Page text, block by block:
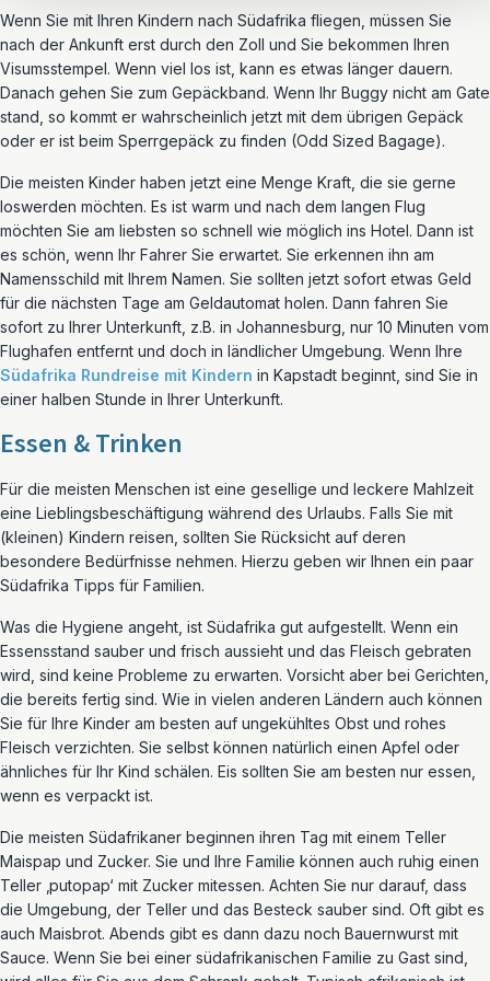
Wenn Sie mit Ihren Kindern nach Südafrika fliegen, müssen Sie
nach der Ankunft erst durch den Zoll und Sie bekommen Ihren
Visumsstempel. Wenn viel los ist, kann es etwas länger dauern.
Danach gehen Sie zum Gepäckband. Wenn Ihr Buggy nicht am Gate
stand, so kommt er wahrscheinlich jetzt mit dem übrigen Gepäck
oder er ist beim Sperrgepäck zu finden (Odd Sized Bagage).
Die meisten Kinder haben jetzt eine Menge Kraft, die sie gerne
loswerden möchten. Es ist warm und nach dem langen Flug
möchten Sie am liebsten so schnell wie möglich ins Hotel. Dann ist
es schön, wenn Ihr Fahrer Sie erwartet. Sie erkennen ihn am
Namensschild mit Ihrem Namen. Sie sollten jetzt sofort etwas Geld
für die nächsten Tage am Geldautomat holen. Dann fahren Sie
sofort zu Ihrer Unterkunft, z.B. in Johannesburg, nur 10 Minuten vom
Flughafen entfernt und doch in ländlicher Umgebung. Wenn Ihre
Südafrika Rundreise mit Kindern in Kapstadt beginnt, sind Sie in
einer halben Stunde in Ihrer Unterkunft.
Essen & Trinken
Für die meisten Menschen ist eine gesellige und leckere Mahlzeit
eine Lieblingsbeschäftigung während des Urlaubs. Falls Sie mit
(kleinen) Kindern reisen, sollten Sie Rücksicht auf deren
besondere Bedürfnisse nehmen. Hierzu geben wir Ihnen ein paar
Südafrika Tipps für Familien.
Was die Hygiene angeht, ist Südafrika gut aufgestellt. Wenn ein
Essensstand sauber und frisch aussieht und das Fleisch gebraten
wird, sind keine Probleme zu erwarten. Vorsicht aber bei Gerichten,
die bereits fertig sind. Wie in vielen anderen Ländern auch können
Sie für Ihre Kinder am besten auf ungekühltes Obst und rohes
Fleisch verzichten. Sie selbst können natürlich einen Apfel oder
ähnliches für Ihr Kind schälen. Eis sollten Sie am besten nur essen,
wenn es verpackt ist.
Die meisten Südafrikaner beginnen ihren Tag mit einem Teller
Maispap und Zucker. Sie und Ihre Familie können auch ruhig einen
Teller ‚putopap‘ mit Zucker mitessen. Achten Sie nur darauf, dass
die Umgebung, der Teller und das Besteck sauber sind. Oft gibt es
auch Maisbrot. Abends gibt es dann dazu noch Bauernwurst mit
Sauce. Wenn Sie bei einer südafrikanischen Familie zu Gast sind,